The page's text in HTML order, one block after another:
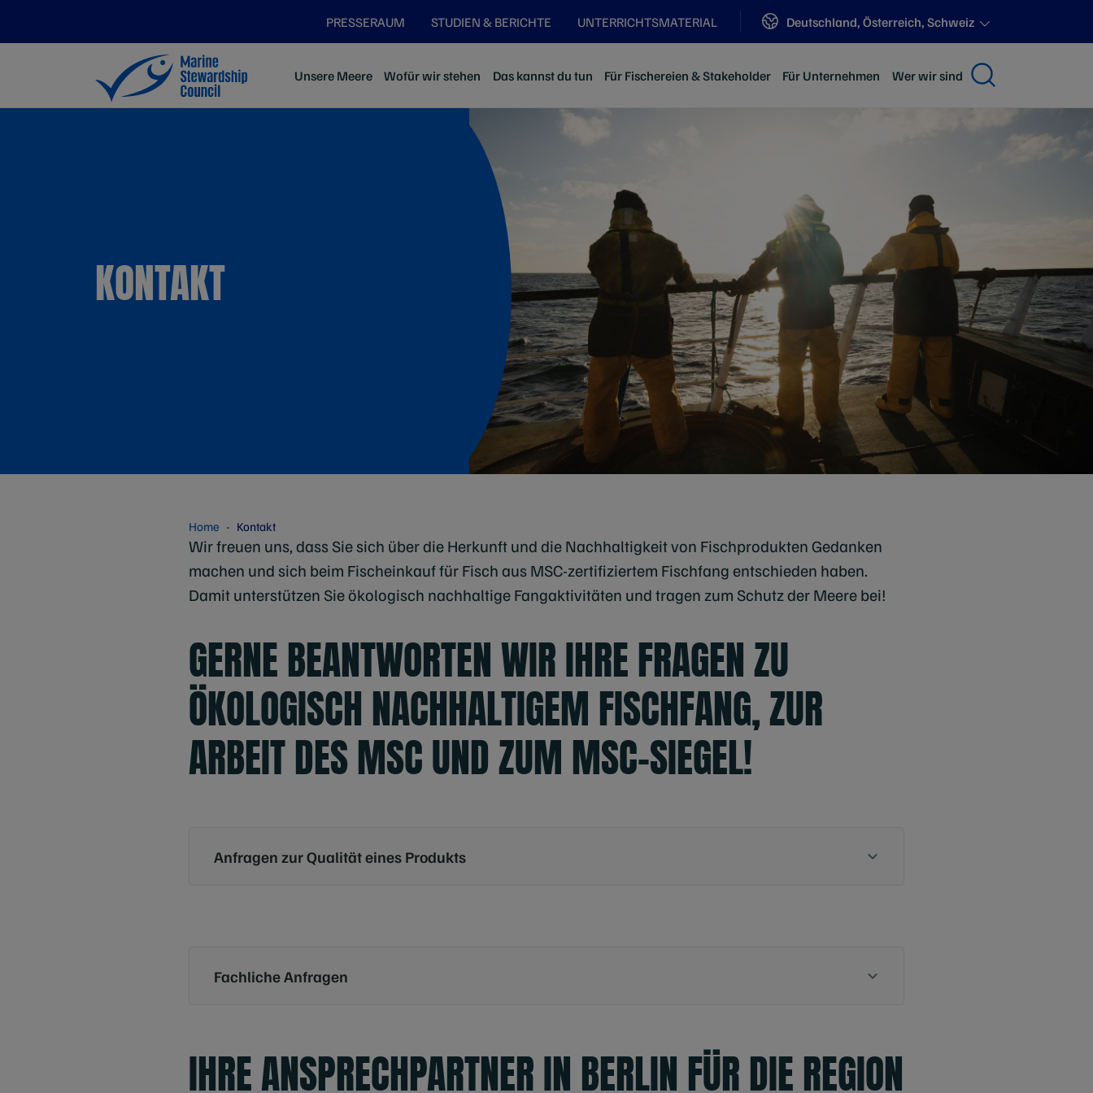
PRESSERAUM STUDIEN & BERICHTE UNTERRICHTSMATERIAL Sites
Deutschland, Österreich, Schweiz
Unsere Meere Wofür wir stehen Das kannst du tun Für Fischereien & Stakeholder Für Unternehmen Wer wir sind
KONTAKT
Home Kontakt
Wir freuen uns, dass Sie sich über die Herkunft und die Nachhaltigkeit von Fischprodukten Gedanken
machen und sich beim Fischeinkauf für Fisch aus MSC-zertifiziertem Fischfang entschieden haben.
Damit unterstützen Sie ökologisch nachhaltige Fangaktivitäten und tragen zum Schutz der Meere bei!
GERNE BEANTWORTEN WIR IHRE FRAGEN ZU
ÖKOLOGISCH NACHHALTIGEM FISCHFANG, ZUR
ARBEIT DES MSC UND ZUM MSC-SIEGEL!
Anfragen zur Qualität eines Produkts
Fachliche Anfragen
IHRE ANSPRECHPARTNER IN BERLIN FÜR DIE REGION